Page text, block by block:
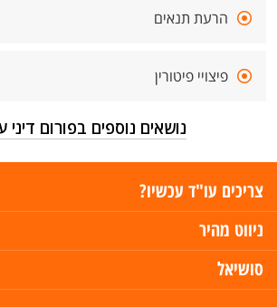
הרעת תנאים
פיצויי פיטורין
נושאים נוספים בפורום דיני
צריכים עו"ד עכשיו?
ניווט מהיר
סושיאל